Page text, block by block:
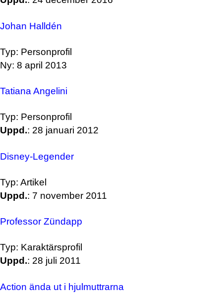
Johan Halldén
Typ: Personprofil
Ny: 8 april 2013
Tatiana Angelini
Typ: Personprofil
Uppd.: 28 januari 2012
Disney-Legender
Typ: Artikel
Uppd.: 7 november 2011
Professor Zündapp
Typ: Karaktärsprofil
Uppd.: 28 juli 2011
Action ända ut i hjulmuttrarna